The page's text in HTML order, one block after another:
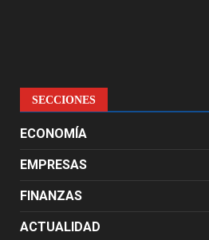
SECCIONES
ECONOMÍA
EMPRESAS
FINANZAS
ACTUALIDAD